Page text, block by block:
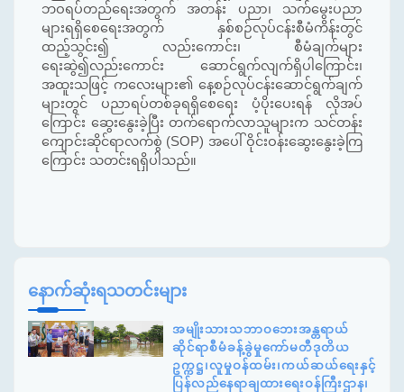
ဘဝရပ်တည်ရေးအတွက် အတန်း ပညာ၊ သက်မွေးပညာ
များရရှိစေရေးအတွက် နှစ်စဉ်လုပ်ငန်းစီမံကိန်းတွင်
ထည့်သွင်း၍ လည်းကောင်း၊ စီမံချက်များ
ရေးဆွဲ၍လည်းကောင်း ဆောင်ရွက်လျက်ရှိပါကြောင်း၊
အထူးသဖြင့် ကလေးများ၏ နေ့စဉ်လုပ်ငန်းဆောင်ရွက်ချက်
များတွင် ပညာရပ်တစ်ခုရရှိစေရေး ပံ့ပိုးပေးရန် လိုအပ်
ကြောင်း ဆွေးနွေးခဲ့ပြီး တက်ရောက်လာသူများက သင်တန်း
ကျောင်းဆိုင်ရာလက်စွဲ (SOP) အပေါ် ဝိုင်းဝန်းဆွေးနွေးခဲ့ကြ
ကြောင်း သတင်းရရှိပါသည်။
နောက်ဆုံးရသတင်းများ
အမျိုးသားသဘာဝဘေးအန္တရာယ်
ဆိုင်ရာစီမံခန့်ခွဲမှုကော်မတီဒုတိယ
ဥက္ကဋ္ဌ၊လူမှုဝန်ထမ်း၊ကယ်ဆယ်ရေးနှင့်
ပြန်လည်နေရာချထားရေးဝန်ကြီးဌာန၊